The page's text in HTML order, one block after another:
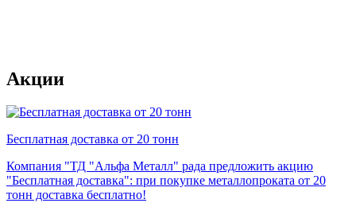
Акции
Бесплатная доставка от 20 тонн
Компания "ТД "Альфа Металл" рада предложить акцию
"Бесплатная доставка": при покупке металлопроката от 20
тонн доставка бесплатно!